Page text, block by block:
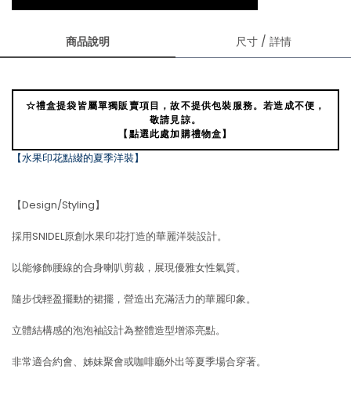
商品說明 尺寸 / 詳情
☆禮盒提袋皆屬單獨販賣項目，故不提供包裝服務。若造成不便，
敬請見諒。
【點選此處加購禮物盒】
【水果印花點綴的夏季洋裝】
【Design/Styling】
採用SNIDEL原創水果印花打造的華麗洋裝設計。
以能修飾腰線的合身喇叭剪裁，展現優雅女性氣質。
隨步伐輕盈擺動的裙擺，營造出充滿活力的華麗印象。
立體結構感的泡泡袖設計為整體造型增添亮點。
非常適合約會、姊妹聚會或咖啡廳外出等夏季場合穿著。